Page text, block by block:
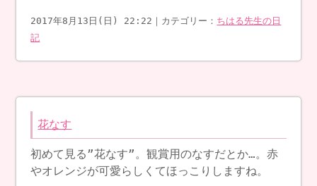
2017年8月13日(日) 22:22｜カテゴリー： ちはる先生の日
記
花なす
初めて見る”花なす”。観賞用のなすだとか…。赤
やオレンジが可愛らしくてほっこりしますね。